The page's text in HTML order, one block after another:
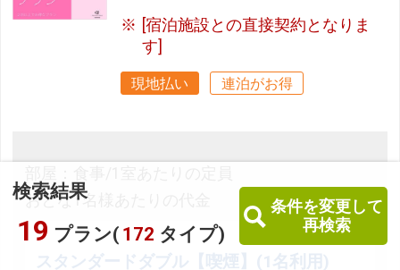
検索結果
19 プラン( 172 タイプ)
条件を変更して
再検索
[宿泊施設との直接契約となりま
す]
現地払い 連泊がお得
おとな1名様あたりの代金
スタンダードダブル【喫煙】(1名利用)